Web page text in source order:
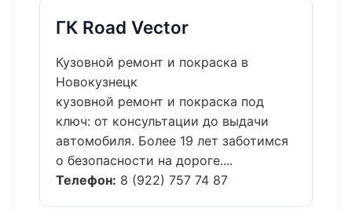
ГК Road Vector
Кузовной ремонт и покраска в
Новокузнецк
кузовной ремонт и покраска под
ключ: от консультации до выдачи
автомобиля. Более 19 лет заботимся
о безопасности на дороге....
Телефон: 8 (922) 757 74 87